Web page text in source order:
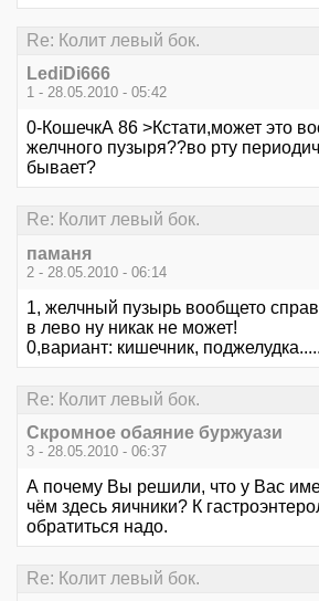
Re: Колит левый бок.
LediDi666
1 - 28.05.2010 - 05:42
0-КошечкА 86 >Кстати,может это
желчного пузыря??во рту
бывает?
Re: Колит левый бок.
паманя
2 - 28.05.2010 - 06:14
1, желчный пузырь вообщето
в лево ну никак не может!
0,вариант: кишечник, поджелудка.....
Re: Колит левый бок.
Скромное обаяние буржуази
3 - 28.05.2010 - 06:37
А почему Вы решили, что у Вас
чём здесь яичники? К
обратиться надо.
Re: Колит левый бок.